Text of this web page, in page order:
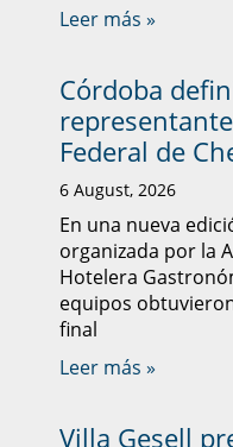
Leer más »
Córdoba
Federal de
6 August, 2026
En una nueva
organizada por la
Hotelera
equipos
final
Leer más »
Villa Gesell